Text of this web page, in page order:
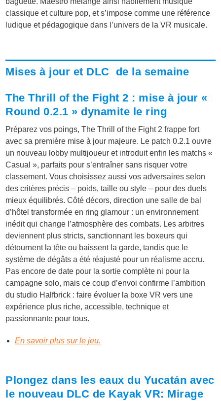
classique et culture pop, et s’impose comme une référence
ludique et pédagogique dans l’univers de la VR musicale.
Mises à jour et DLC de la semaine
The Thrill of the Fight 2 : mise à jour «
Round 0.2.1 » dynamite le ring
Préparez vos poings, The Thrill of the Fight 2 frappe fort
avec sa première mise à jour majeure. Le patch 0.2.1 ouvre
un nouveau lobby multijoueur et introduit enfin les matchs «
Casual », parfaits pour s’entraîner sans risquer votre
classement. Vous choisissez aussi vos adversaires selon
des critères précis – poids, taille ou style – pour des duels
mieux équilibrés. Côté décors, direction une salle de bal
d’hôtel transformée en ring glamour : un environnement
inédit qui change l’atmosphère des combats. Les arbitres
deviennent plus stricts, sanctionnant les boxeurs qui
détournent la tête ou baissent la garde, tandis que le
système de dégâts a été réajusté pour un réalisme accru.
Pas encore de date pour la sortie complète ni pour la
campagne solo, mais ce coup d’envoi confirme l’ambition
du studio Halfbrick : faire évoluer la boxe VR vers une
expérience plus riche, accessible, technique et
passionnante pour tous.
En savoir plus sur le jeu.
Plongez dans les eaux du Yucatán avec
le nouveau DLC de Kayak VR: Mirage